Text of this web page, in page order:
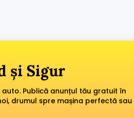
și Sigur
Publică anunțul tău gratuit în
drumul spre mașina perfectă sau